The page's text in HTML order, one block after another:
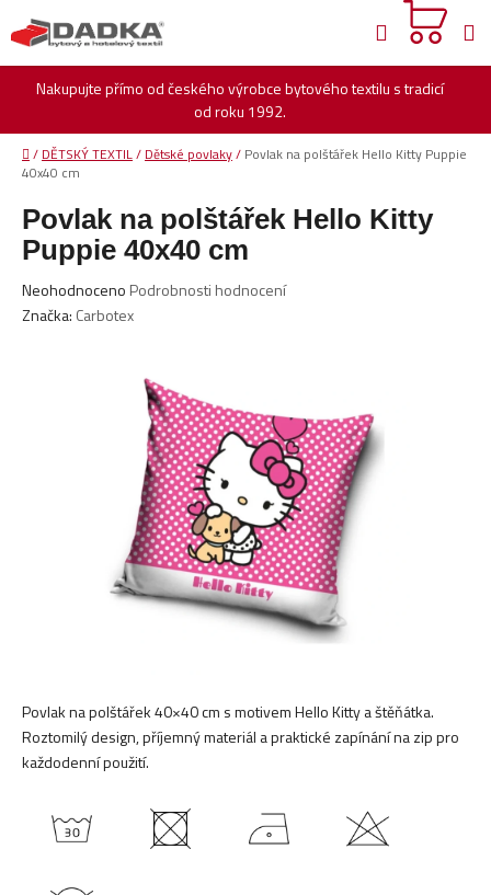
na
obsah
Nakupujte přímo od českého výrobce bytového textilu s tradicí
od roku 1992.
Hledat
Domů
/ DĚTSKÝ TEXTIL/ Dětské povlaky/ Povlak na polštářek Hello Kitty Puppie
40x40 cm
Povlak na polštářek 40×40 cm s motivem Hello Kitty a štěňátka.
Roztomilý design, příjemný materiál a praktické zapínání na zip pro
každodenní použití.
Povlak na polštářek Hello Kitty
Puppie 40x40 cm
Průměrné
hodnocení
Neohodnoceno Podrobnosti hodnocení
Značka: Carbotex